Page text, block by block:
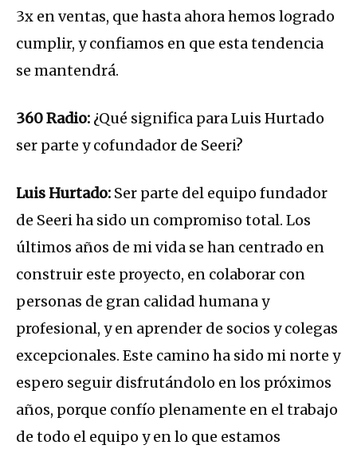
3x en ventas, que hasta ahora hemos logrado
cumplir, y confiamos en que esta tendencia
se mantendrá.
360 Radio: ¿Qué significa para Luis Hurtado
ser parte y cofundador de Seeri?
Luis Hurtado: Ser parte del equipo fundador
de Seeri ha sido un compromiso total. Los
últimos años de mi vida se han centrado en
construir este proyecto, en colaborar con
personas de gran calidad humana y
profesional, y en aprender de socios y colegas
excepcionales. Este camino ha sido mi norte y
espero seguir disfrutándolo en los próximos
años, porque confío plenamente en el trabajo
de todo el equipo y en lo que estamos